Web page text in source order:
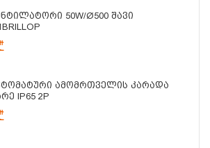
50W/Ø500 Შავი
Ამომრთველის Კარადა
IP65 2P